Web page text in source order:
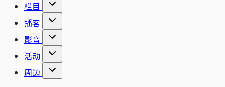
栏目
播客
影音
活动
周边